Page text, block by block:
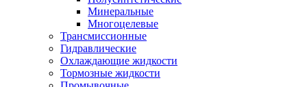
Минеральные
Многоцелевые
Трансмиссионные
Гидравлические
Охлаждающие жидкости
Тормозные жидкости